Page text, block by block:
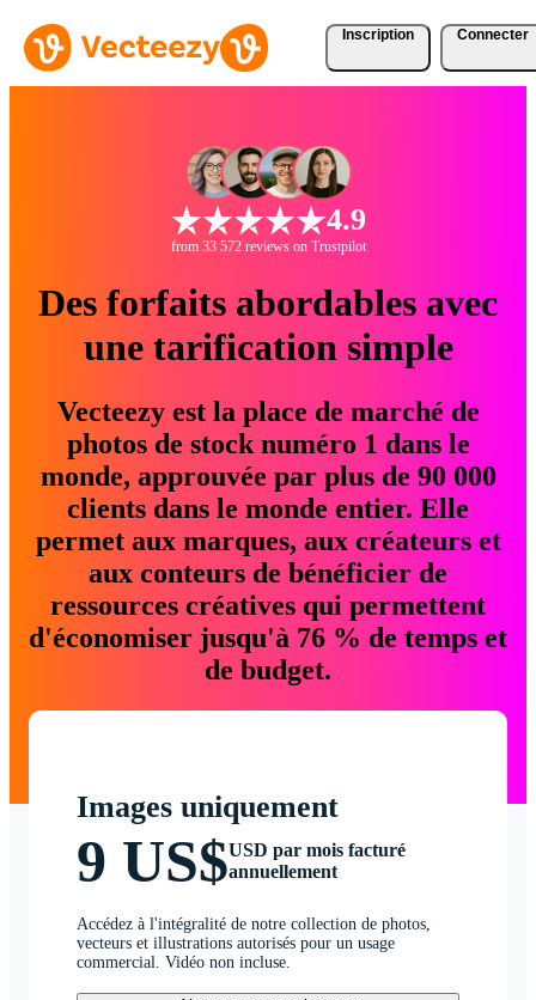
Inscription Connecter
4.9
from 33 572 reviews on Trustpilot
Des forfaits abordables avec
une tarification simple
Vecteezy est la place de marché de
photos de stock numéro 1 dans le
monde, approuvée par plus de 90 000
clients dans le monde entier. Elle
permet aux marques, aux créateurs et
aux conteurs de bénéficier de
ressources créatives qui permettent
d'économiser jusqu'à 76 % de temps et
de budget.
Images uniquement
9 US$USD par mois facturé
annuellement
Accédez à l'intégralité de notre collection de photos,
vecteurs et illustrations autorisés pour un usage
commercial. Vidéo non incluse.